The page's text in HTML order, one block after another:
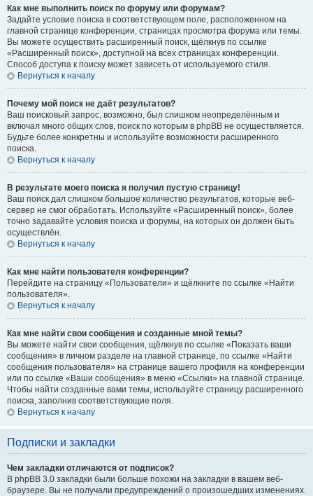
Как мне выполнить поиск по форуму или форумам?
Задайте условие поиска в соответствующем поле, расположенном на
главной странице конференции, страницах просмотра форума или темы.
Вы можете осуществить расширенный поиск, щёлкнув по ссылке
«Расширенный поиск», доступной на всех страницах конференции.
Способ доступа к поиску может зависеть от используемого стиля.
Вернуться к началу
Почему мой поиск не даёт результатов?
Ваш поисковый запрос, возможно, был слишком неопределённым и
включал много общих слов, поиск по которым в phpBB не осуществляется.
Будьте более конкретны и используйте возможности расширенного
поиска.
Вернуться к началу
В результате моего поиска я получил пустую страницу!
Ваш поиск дал слишком большое количество результатов, которые веб-
сервер не смог обработать. Используйте «Расширенный поиск», более
точно задавайте условия поиска и форумы, на которых он должен быть
осуществлён.
Вернуться к началу
Как мне найти пользователя конференции?
Перейдите на страницу «Пользователи» и щёлкните по ссылке «Найти
пользователя».
Вернуться к началу
Как мне найти свои сообщения и созданные мной темы?
Вы можете найти свои сообщения, щёлкнув по ссылке «Показать ваши
сообщения» в личном разделе на главной странице, по ссылке «Найти
сообщения пользователя» на странице вашего профиля на конференции
или по ссылке «Ваши сообщения» в меню «Ссылки» на главной странице.
Чтобы найти созданные вами темы, используйте страницу расширенного
поиска, заполнив соответствующие поля.
Вернуться к началу
Подписки и закладки
Чем закладки отличаются от подписок?
В phpBB 3.0 закладки были больше похожи на закладки в вашем веб-
браузере. Вы не получали предупреждений о произошедших изменениях.